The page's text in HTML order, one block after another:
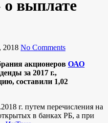
выплате
2018 No Comments
акционеров ОАО
за 2017 г.,
составили 1,02
г. путем перечисления на
в банках РБ, а при